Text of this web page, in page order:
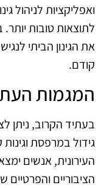
ואפליקציות לניהול
את הגינון הביתי
קודם.
המגמות
בעתיד הקרוב, ניתן
גידול במרפסת
העירונית, אנשים
הציבוריים והפרטיים